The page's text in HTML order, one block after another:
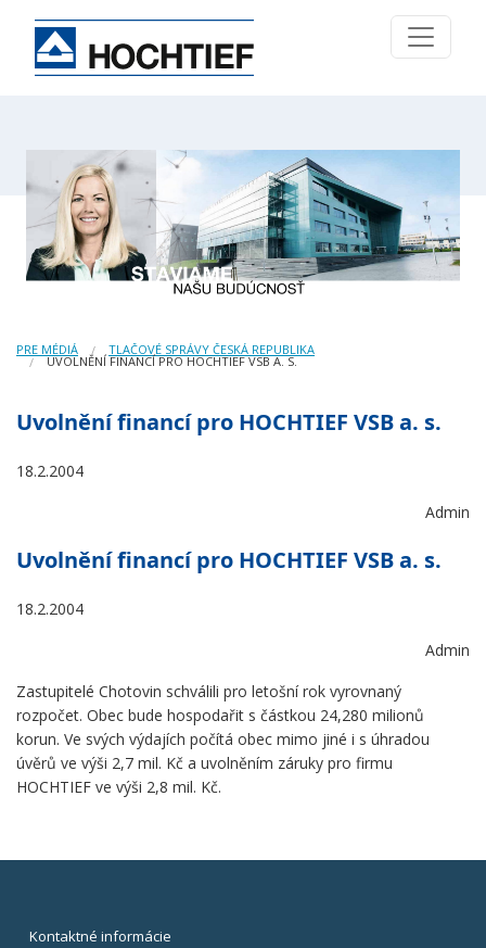
PRE MÉDIÁ TLAČOVÉ SPRÁVY ČESKÁ REPUBLIKA
UVOLNĚNÍ FINANCÍ PRO HOCHTIEF VSB A. S.
Uvolnění financí pro HOCHTIEF VSB a. s.
18.2.2004
Admin
Uvolnění financí pro HOCHTIEF VSB a. s.
18.2.2004
Admin
Zastupitelé Chotovin schválili pro letošní rok vyrovnaný
rozpočet. Obec bude hospodařit s částkou 24,280 milionů
korun. Ve svých výdajích počítá obec mimo jiné i s úhradou
úvěrů ve výši 2,7 mil. Kč a uvolněním záruky pro firmu
HOCHTIEF ve výši 2,8 mil. Kč.
Kontaktné informácie